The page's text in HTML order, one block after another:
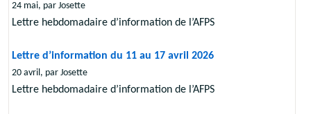
24 mai, par Josette
Lettre hebdomadaire d’information de l’AFPS
Lettre d’information du 11 au 17 avril 2026
20 avril, par Josette
Lettre hebdomadaire d’information de l’AFPS